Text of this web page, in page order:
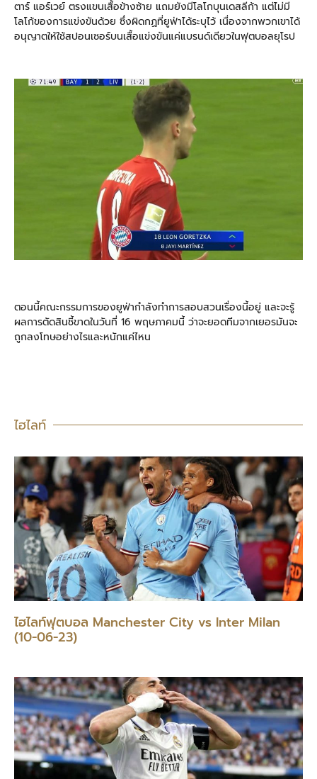
ตาร์ แอร์เวย์ ตรงแขนเสื้อข้างซ้าย แถมยังมีโลโกบุนเดสลีก้า แต่ไม่มี
โลโก้ของการแข่งขันด้วย ซึ่งผิดกฏที่ยูฟ่าได้ระบุไว้ เนื่องจากพวกเขาได้
อนุญาตให้ใช้สปอนเซอร์บนเสื้อแข่งขันแค่แบรนด์เดียวในฟุตบอลยุโรป
ตอนนี้คณะกรรมการของยูฟ่ากำลังทำการสอบสวนเรื่องนี้อยู่ และจะรู้
ผลการตัดสินชี้ขาดในวันที่ 16 พฤษภาคมนี้ ว่าจะยอดทีมจากเยอรมันจะ
ถูกลงโทษอย่างไรและหนักแค่ไหน
ไฮไลท์
ไฮไลท์ฟุตบอล Manchester City vs Inter Milan
(10-06-23)